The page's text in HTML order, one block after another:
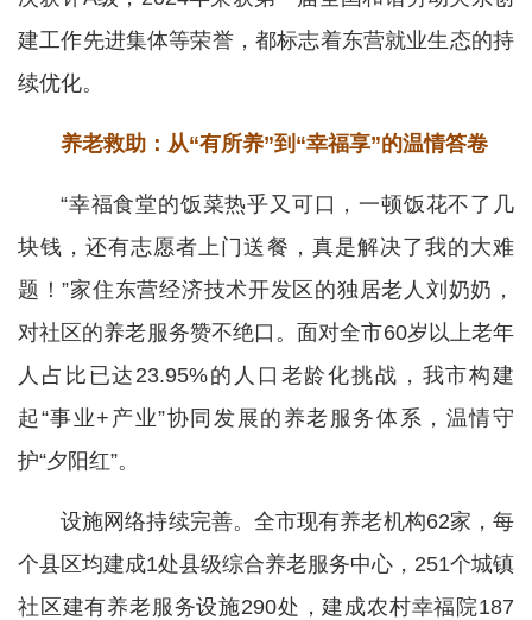
建工作先进集体等荣誉，都标志着东营就业生态的持
续优化。
养老救助：从“有所养”到“幸福享”的温情答卷
“幸福食堂的饭菜热乎又可口，一顿饭花不了几
块钱，还有志愿者上门送餐，真是解决了我的大难
题！”家住东营经济技术开发区的独居老人刘奶奶，
对社区的养老服务赞不绝口。面对全市60岁以上老年
人占比已达23.95%的人口老龄化挑战，我市构建
起“事业+产业”协同发展的养老服务体系，温情守
护“夕阳红”。
设施网络持续完善。全市现有养老机构62家，每
个县区均建成1处县级综合养老服务中心，251个城镇
社区建有养老服务设施290处，建成农村幸福院187